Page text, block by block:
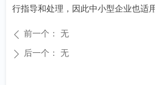
行指导和处理，因此中小型企业也适用
ꄴ 前一个： 无
ꄲ 后一个： 无